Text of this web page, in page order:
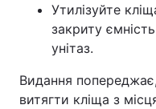
Утилізуйте
закриту
унітаз.
Видання
витягти кліща з